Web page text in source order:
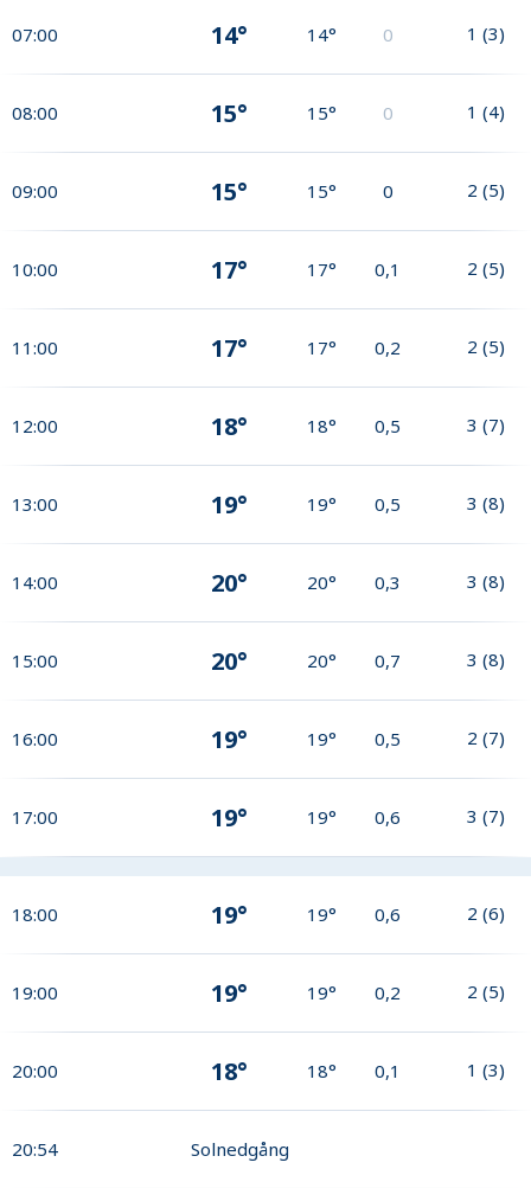
07:00 14° 14° 0 1 (3)
08:00 15° 15° 0 1 (4)
09:00 15° 15° 0 2 (5)
10:00 17° 17° 0,1 2 (5)
11:00 17° 17° 0,2 2 (5)
12:00 18° 18° 0,5 3 (7)
13:00 19° 19° 0,5 3 (8)
14:00 20° 20° 0,3 3 (8)
15:00 20° 20° 0,7 3 (8)
16:00 19° 19° 0,5 2 (7)
17:00 19° 19° 0,6 3 (7)
18:00 19° 19° 0,6 2 (6)
19:00 19° 19° 0,2 2 (5)
20:00 18° 18° 0,1 1 (3)
20:54 Solnedgång